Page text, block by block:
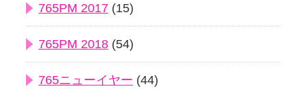
765PM 2017 (15)
765PM 2018 (54)
765ニューイヤー (44)